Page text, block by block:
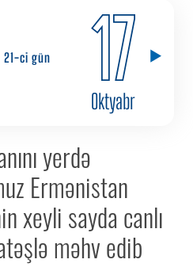
21-ci gün 17
Oktyabr
yerdə
Ermənistan
xeyli sayda canlı
məhv edib